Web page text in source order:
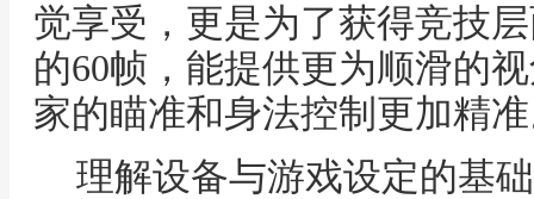
觉享受，更是为了获得竞技
的60帧，能提供更为顺滑的
家的瞄准和身法控制更加精
理解设备与游戏设定的基